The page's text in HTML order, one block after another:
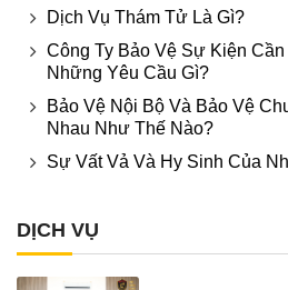
Dịch Vụ Thám Tử Là Gì?
Công Ty Bảo Vệ Sự Kiện
Những Yêu Cầu Gì?
Bảo Vệ Nội Bộ Và Bảo Vệ
Nhau Như Thế Nào?
Sự Vất Vả Và Hy Sinh Của
DỊCH VỤ